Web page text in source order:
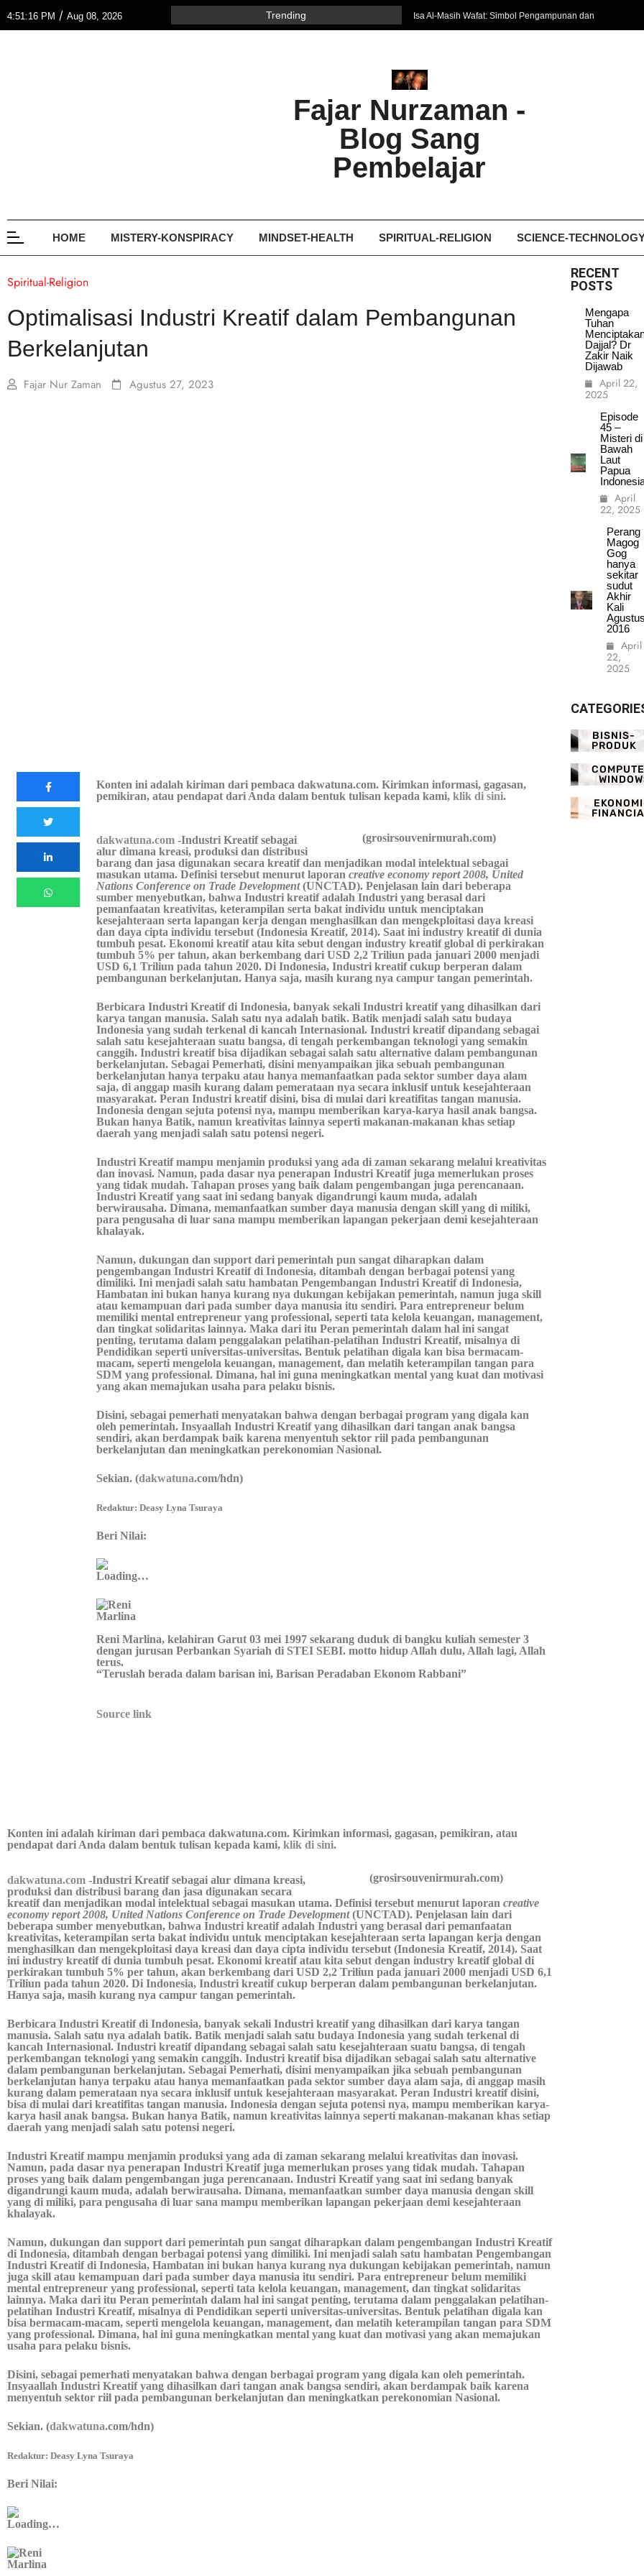
4:51:16 PM / Aug 08, 2026 Trending
Isa Al-Masih Wafat: Simbol Pengampunan dan
Harapan Baru
Ghosting: Menghilang Tanpa Jejak, Tren Toxic
Bukan Seberapa Keras Kita Jatuh, tetapi
Bagaimana Kita Bangkit Kembali
Dampak Fatherless: Ketika Anak Salah
Mengartikan Cinta dan Kasih Sayang
Fajar Nurzaman -
Blog Sang
Pembelajar
HOME MISTERY-KONSPIRACY MINDSET-HEALTH SPIRITUAL-RELIGION SCIENCE-
Spiritual-Religion
Optimalisasi Industri Kreatif dalam Pembangunan
Berkelanjutan
Fajar Nur Zaman Agustus 27, 2023
Konten ini adalah kiriman dari pembaca dakwatuna.com. Kirimkan informasi, gagasan,
pemikiran, atau pendapat dari Anda dalam bentuk tulisan kepada kami,klik di sini.
(grosirsouvenirmurah.com)
dakwatuna.com -Industri Kreatif sebagai
alur dimana kreasi, produksi dan distribusi
barang dan jasa digunakan secara kreatif dan menjadikan modal intelektual sebagai
masukan utama. Definisi tersebut menurut laporancreative economy report 2008, United
Nations Conference on Trade Development(UNCTAD). Penjelasan lain dari beberapa
sumber menyebutkan, bahwa Industri kreatif adalah Industri yang berasal dari
pemanfaatan kreativitas, keterampilan serta bakat individu untuk menciptakan
kesejahteraan serta lapangan kerja dengan menghasilkan dan mengekploitasi daya kreasi
dan daya cipta individu tersebut (Indonesia Kreatif, 2014). Saat ini industry kreatif di dunia
tumbuh pesat. Ekonomi kreatif atau kita sebut dengan industry kreatif global di perkirakan
tumbuh 5% per tahun, akan berkembang dari USD 2,2 Triliun pada januari 2000 menjadi
USD 6,1 Triliun pada tahun 2020. Di Indonesia, Industri kreatif cukup berperan dalam
pembangunan berkelanjutan. Hanya saja, masih kurang nya campur tangan pemerintah.
Berbicara Industri Kreatif di Indonesia, banyak sekali Industri kreatif yang dihasilkan dari
karya tangan manusia. Salah satu nya adalah batik. Batik menjadi salah satu budaya
Indonesia yang sudah terkenal di kancah Internasional. Industri kreatif dipandang sebagai
salah satu kesejahteraan suatu bangsa, di tengah perkembangan teknologi yang semakin
canggih. Industri kreatif bisa dijadikan sebagai salah satu alternative dalam pembangunan
berkelanjutan. Sebagai Pemerhati, disini menyampaikan jika sebuah pembangunan
berkelanjutan hanya terpaku atau hanya memanfaatkan pada sektor sumber daya alam
saja, di anggap masih kurang dalam pemerataan nya secara inklusif untuk kesejahteraan
masyarakat. Peran Industri kreatif disini, bisa di mulai dari kreatifitas tangan manusia.
Indonesia dengan sejuta potensi nya, mampu memberikan karya-karya hasil anak bangsa.
Bukan hanya Batik, namun kreativitas lainnya seperti makanan-makanan khas setiap
daerah yang menjadi salah satu potensi negeri.
Industri Kreatif mampu menjamin produksi yang ada di zaman sekarang melalui kreativitas
dan inovasi. Namun, pada dasar nya penerapan Industri Kreatif juga memerlukan proses
yang tidak mudah. Tahapan proses yang baik dalam pengembangan juga perencanaan.
Industri Kreatif yang saat ini sedang banyak digandrungi kaum muda, adalah
berwirausaha. Dimana, memanfaatkan sumber daya manusia dengan skill yang di miliki,
para pengusaha di luar sana mampu memberikan lapangan pekerjaan demi kesejahteraan
khalayak.
Namun, dukungan dan support dari pemerintah pun sangat diharapkan dalam
pengembangan Industri Kreatif di Indonesia, ditambah dengan berbagai potensi yang
dimiliki. Ini menjadi salah satu hambatan Pengembangan Industri Kreatif di Indonesia,
Hambatan ini bukan hanya kurang nya dukungan kebijakan pemerintah, namun juga skill
atau kemampuan dari pada sumber daya manusia itu sendiri. Para entrepreneur belum
memiliki mental entrepreneur yang professional, seperti tata kelola keuangan, management,
dan tingkat solidaritas lainnya. Maka dari itu Peran pemerintah dalam hal ini sangat
penting, terutama dalam penggalakan pelatihan-pelatihan Industri Kreatif, misalnya di
Pendidikan seperti universitas-universitas. Bentuk pelatihan digala kan bisa bermacam-
macam, seperti mengelola keuangan, management, dan melatih keterampilan tangan para
SDM yang professional. Dimana, hal ini guna meningkatkan mental yang kuat dan motivasi
yang akan memajukan usaha para pelaku bisnis.
Disini, sebagai pemerhati menyatakan bahwa dengan berbagai program yang digala kan
oleh pemerintah. Insyaallah Industri Kreatif yang dihasilkan dari tangan anak bangsa
sendiri, akan berdampak baik karena menyentuh sektor riil pada pembangunan
berkelanjutan dan meningkatkan perekonomian Nasional.
Sekian. (dakwatuna.com/hdn)
Redaktur:Deasy Lyna Tsuraya
Beri Nilai:
Loading…
Reni Marlina, kelahiran Garut 03 mei 1997 sekarang duduk di bangku kuliah semester 3
dengan jurusan Perbankan Syariah di STEI SEBI. motto hidup Allah dulu, Allah lagi, Allah
terus.
“Teruslah berada dalam barisan ini, Barisan Peradaban Ekonom Rabbani”
Source link
Konten ini adalah kiriman dari pembaca dakwatuna.com. Kirimkan informasi, gagasan, pemikiran, atau
pendapat dari Anda dalam bentuk tulisan kepada kami, klik di sini.
(grosirsouvenirmurah.com)
dakwatuna.com -Industri Kreatif sebagai alur dimana kreasi,
produksi dan distribusi barang dan jasa digunakan secara
kreatif dan menjadikan modal intelektual sebagai masukan utama. Definisi tersebut menurut laporan creative
economy report 2008, United Nations Conference on Trade Development(UNCTAD). Penjelasan lain dari
beberapa sumber menyebutkan, bahwa Industri kreatif adalah Industri yang berasal dari pemanfaatan
kreativitas, keterampilan serta bakat individu untuk menciptakan kesejahteraan serta lapangan kerja dengan
menghasilkan dan mengekploitasi daya kreasi dan daya cipta individu tersebut (Indonesia Kreatif, 2014). Saat
ini industry kreatif di dunia tumbuh pesat. Ekonomi kreatif atau kita sebut dengan industry kreatif global di
perkirakan tumbuh 5% per tahun, akan berkembang dari USD 2,2 Triliun pada januari 2000 menjadi USD 6,1
Triliun pada tahun 2020. Di Indonesia, Industri kreatif cukup berperan dalam pembangunan berkelanjutan.
Hanya saja, masih kurang nya campur tangan pemerintah.
Berbicara Industri Kreatif di Indonesia, banyak sekali Industri kreatif yang dihasilkan dari karya tangan
manusia. Salah satu nya adalah batik. Batik menjadi salah satu budaya Indonesia yang sudah terkenal di
kancah Internasional. Industri kreatif dipandang sebagai salah satu kesejahteraan suatu bangsa, di tengah
perkembangan teknologi yang semakin canggih. Industri kreatif bisa dijadikan sebagai salah satu alternative
dalam pembangunan berkelanjutan. Sebagai Pemerhati, disini menyampaikan jika sebuah pembangunan
berkelanjutan hanya terpaku atau hanya memanfaatkan pada sektor sumber daya alam saja, di anggap masih
kurang dalam pemerataan nya secara inklusif untuk kesejahteraan masyarakat. Peran Industri kreatif disini,
bisa di mulai dari kreatifitas tangan manusia. Indonesia dengan sejuta potensi nya, mampu memberikan karya-
karya hasil anak bangsa. Bukan hanya Batik, namun kreativitas lainnya seperti makanan-makanan khas setiap
daerah yang menjadi salah satu potensi negeri.
Industri Kreatif mampu menjamin produksi yang ada di zaman sekarang melalui kreativitas dan inovasi.
Namun, pada dasar nya penerapan Industri Kreatif juga memerlukan proses yang tidak mudah. Tahapan
proses yang baik dalam pengembangan juga perencanaan. Industri Kreatif yang saat ini sedang banyak
digandrungi kaum muda, adalah berwirausaha. Dimana, memanfaatkan sumber daya manusia dengan skill
yang di miliki, para pengusaha di luar sana mampu memberikan lapangan pekerjaan demi kesejahteraan
khalayak.
Namun, dukungan dan support dari pemerintah pun sangat diharapkan dalam pengembangan Industri Kreatif
di Indonesia, ditambah dengan berbagai potensi yang dimiliki. Ini menjadi salah satu hambatan Pengembangan
Industri Kreatif di Indonesia, Hambatan ini bukan hanya kurang nya dukungan kebijakan pemerintah, namun
juga skill atau kemampuan dari pada sumber daya manusia itu sendiri. Para entrepreneur belum memiliki
mental entrepreneur yang professional, seperti tata kelola keuangan, management, dan tingkat solidaritas
lainnya. Maka dari itu Peran pemerintah dalam hal ini sangat penting, terutama dalam penggalakan pelatihan-
pelatihan Industri Kreatif, misalnya di Pendidikan seperti universitas-universitas. Bentuk pelatihan digala kan
bisa bermacam-macam, seperti mengelola keuangan, management, dan melatih keterampilan tangan para SDM
yang professional. Dimana, hal ini guna meningkatkan mental yang kuat dan motivasi yang akan memajukan
usaha para pelaku bisnis.
Disini, sebagai pemerhati menyatakan bahwa dengan berbagai program yang digala kan oleh pemerintah.
Insyaallah Industri Kreatif yang dihasilkan dari tangan anak bangsa sendiri, akan berdampak baik karena
menyentuh sektor riil pada pembangunan berkelanjutan dan meningkatkan perekonomian Nasional.
Sekian. (dakwatuna.com/hdn)
Redaktur: Deasy Lyna Tsuraya
Beri Nilai:
Loading…
RECENT
POSTS
Mengapa
Tuhan
Dajjal? Dr
Zakir Naik
Dijawab
April 22,
2025
Episode
45 –
Misteri di
Bawah
Laut
Papua
April
22, 2025
Perang
Magog
Gog
hanya
sekitar
sudut
Akhir
Kali
Agustus
2016
April
22,
2025
BISNIS-
PRODUK